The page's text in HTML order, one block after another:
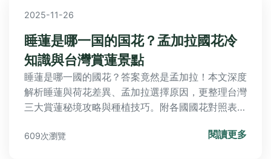
2025-11-26
睡蓮是哪一国的国花？孟加拉國花冷
知識與台灣賞蓮景點
睡蓮是哪一國的國花？答案竟然是孟加拉！本文深度
解析睡蓮與荷花差異、孟加拉選擇原因，更整理台灣
三大賞蓮秘境攻略與種植技巧。附各國國花對照表與
609次瀏覽 閱讀更多